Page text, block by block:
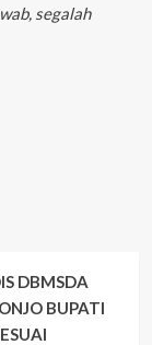
segalah
DBMSDA
BUPATI